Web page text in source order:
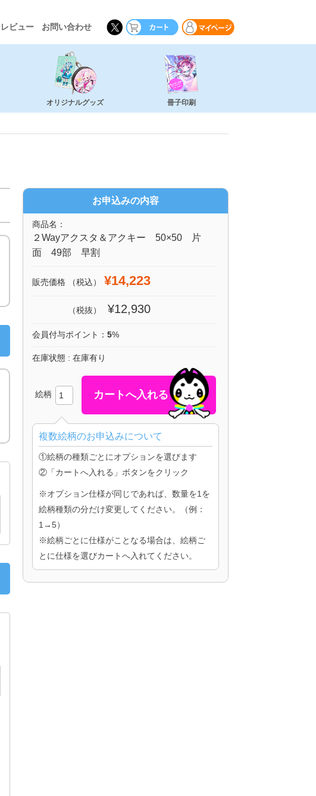
レビュー お問い合わせ
オリジナルグッズ 冊子印刷
お申込みの内容
商品名：
２Wayアクスタ＆アクキー 50×50 片
面 49部 早割
販売価格 （税込） ¥14,223
（税抜） ¥12,930
会員付与ポイント： 5%
在庫状態 : 在庫有り
絵柄
複数絵柄のお申込みについて
①絵柄の種類ごとにオプションを選びます
②「カートへ入れる」ボタンをクリック
※オプション仕様が同じであれば、数量を1を
絵柄種類の分だけ変更してください。（例：
1→5）
※絵柄ごとに仕様がことなる場合は、絵柄ご
とに仕様を選びカートへ入れてください。